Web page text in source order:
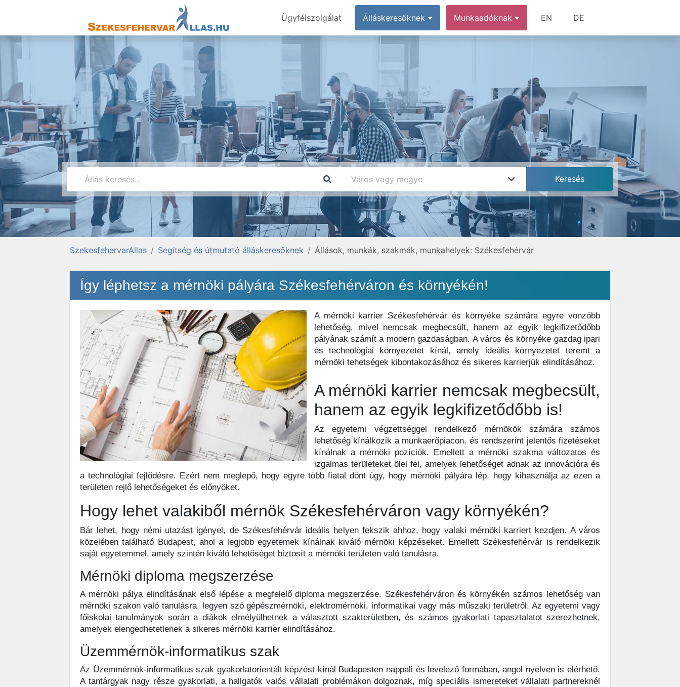
Ügyfélszolgálat Álláskeresőknek Munkaadóknak EN DE
SzekesfehervarAllas Segítség és útmutató álláskeresőknek Állások, munkák, szakmák, munkahelyek: Székesfehérvár
Így léphetsz a mérnöki pályára Székesfehérváron és környékén!
A mérnöki karrier Székesfehérvár és környéke számára egyre vonzóbb
lehetőség, mivel nemcsak megbecsült, hanem az egyik legkifizetődőbb
pályának számít a modern gazdaságban. A város és környéke gazdag ipari
és technológiai környezetet kínál, amely ideális környezetet teremt a
mérnöki tehetségek kibontakozásához és sikeres karrierjük elindításához.
A mérnöki karrier nemcsak megbecsült,
hanem az egyik legkifizetődőbb is!
Az egyetemi végzettséggel rendelkező mérnökök számára számos
lehetőség kínálkozik a munkaerőpiacon, és rendszerint jelentős fizetéseket
kínálnak a mérnöki pozíciók. Emellett a mérnöki szakma változatos és
izgalmas területeket ölel fel, amelyek lehetőséget adnak az innovációra és
a technológiai fejlődésre. Ezért nem meglepő, hogy egyre több fiatal dönt úgy, hogy mérnöki pályára lép, hogy kihasználja az ezen a
területen rejlő lehetőségeket és előnyöket.
Hogy lehet valakiből mérnök Székesfehérváron vagy környékén?
Bár lehet, hogy némi utazást igényel, de Székesfehérvár ideális helyen fekszik ahhoz, hogy valaki mérnöki karriert kezdjen. A város
közelében található Budapest, ahol a legjobb egyetemek kínálnak kiváló mérnöki képzéseket. Emellett Székesfehérvár is rendelkezik
saját egyetemmel, amely szintén kiváló lehetőséget biztosít a mérnöki területen való tanulásra.
Mérnöki diploma megszerzése
A mérnöki pálya elindításának első lépése a megfelelő diploma megszerzése. Székesfehérváron és környékén számos lehetőség van
mérnöki szakon való tanulásra, legyen szó gépészmérnöki, elektromérnöki, informatikai vagy más műszaki területről. Az egyetemi vagy
főiskolai tanulmányok során a diákok elmélyülhetnek a választott szakterületben, és számos gyakorlati tapasztalatot szerezhetnek,
amelyek elengedhetetlenek a sikeres mérnöki karrier elindításához.
Üzemmérnök-informatikus szak
Az Üzemmérnök-informatikus szak gyakorlatorientált képzést kínál Budapesten nappali és levelező formában, angol nyelven is elérhető.
A tantárgyak nagy része gyakorlati, a hallgatók valós vállalati problémákon dolgoznak, míg speciális ismereteket vállalati partnereknél